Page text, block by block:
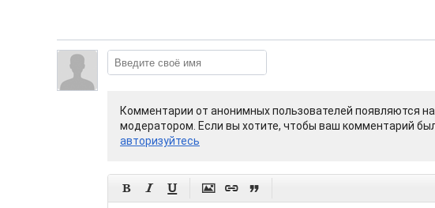
Комментарии от анонимных пользователей появляются
модератором. Если вы хотите, чтобы ваш комментарий
авторизуйтесь
     